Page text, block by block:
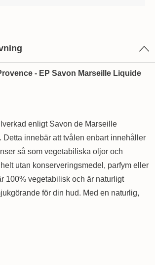
- EP Savon Marseille Liquide
enligt Savon de Marseille
Detta innebär att tvålen enbart innehåller
så som vegetabiliska oljor och
utan konserveringsmedel, parfym eller
100% vegetabilisk och är naturligt
för din hud. Med en naturlig,